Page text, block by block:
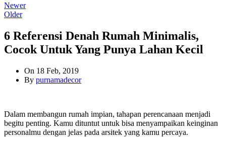
Newer
Older
6 Referensi Denah Rumah Minimalis,
Cocok Untuk Yang Punya Lahan Kecil
On 18 Feb, 2019
By purnamadecor
Dalam membangun rumah impian, tahapan perencanaan menjadi
begitu penting. Kamu dituntut untuk bisa menyampaikan keinginan
personalmu dengan jelas pada arsitek yang kamu percaya.